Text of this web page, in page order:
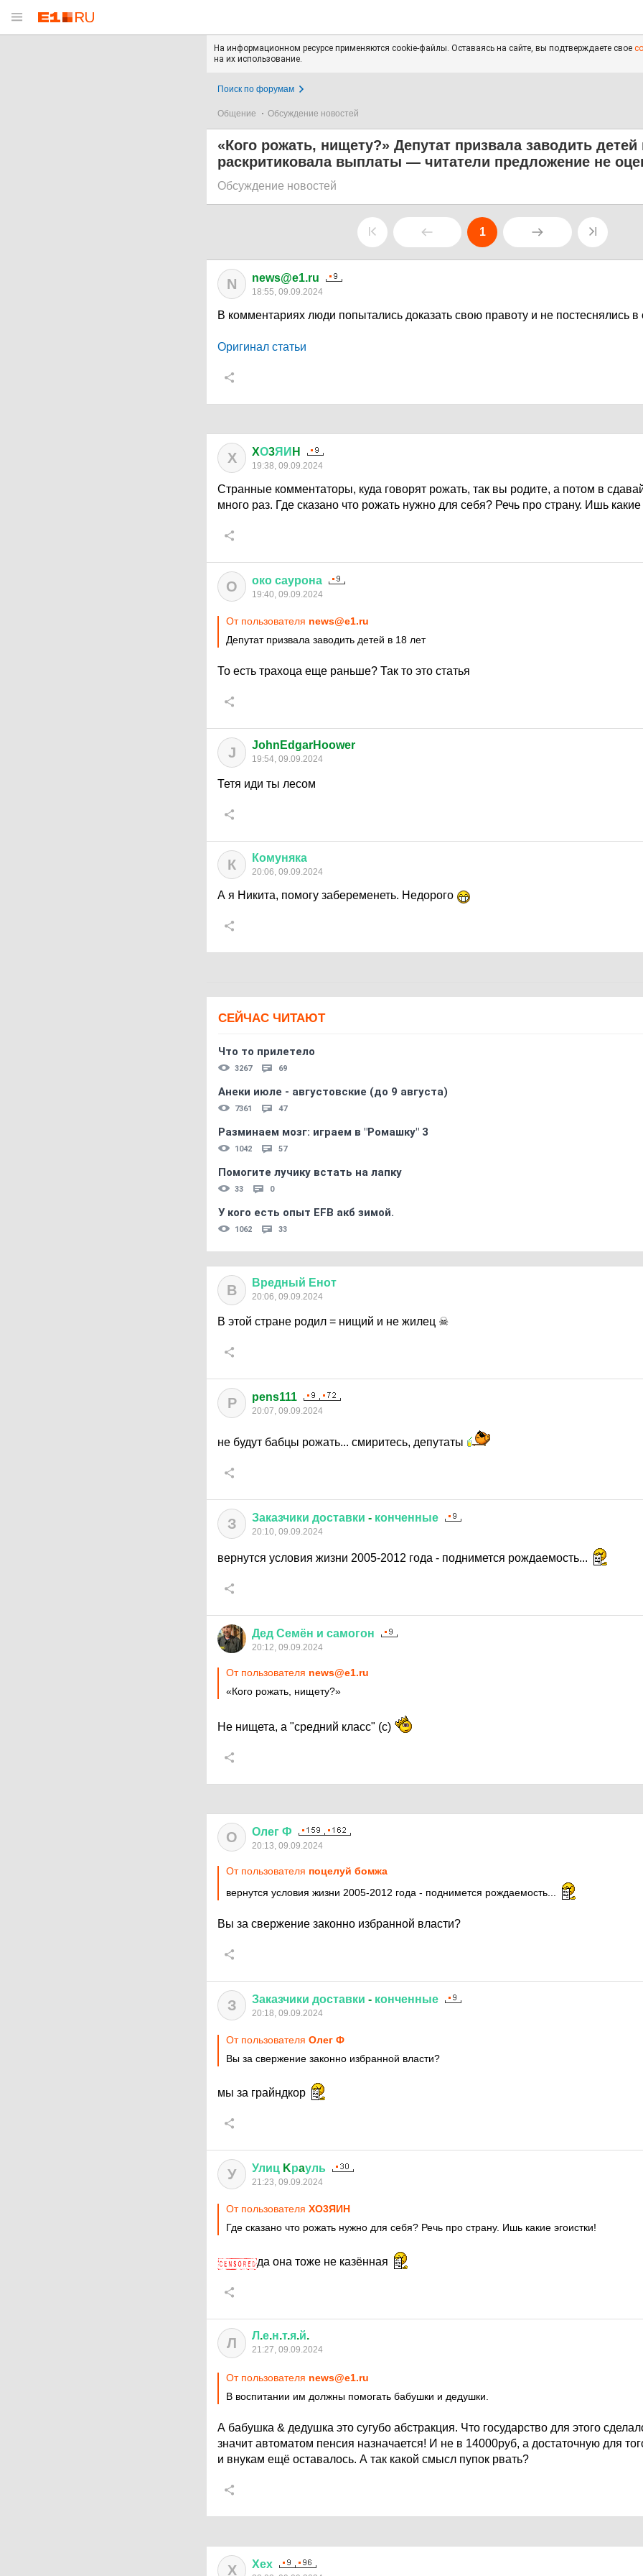
На информационном ресурсе применяются cookie-файлы. Оставаясь на сайте, вы подтверждаете свое
на их использование.
Поиск по форумам
Общение Обсуждение новостей
«Кого рожать, нищету?» Депутат призвала заводить детей
раскритиковала выплаты — читатели предложение не
Обсуждение новостей
1
N news@e1.ru
18:55, 09.09.2024
В комментариях люди попытались доказать свою правоту и не постеснялись в
Оригинал статьи
X XО3ЯИ H
19:38, 09.09.2024
Странные комментаторы, куда говорят рожать, так вы родите, а потом в
много раз. Где сказано что рожать нужно для себя? Речь про страну. Ишь какие
О око саурона
19:40, 09.09.2024
От пользователя news@e1.ru
Депутат призвала заводить детей в 18 лет
То есть трахоца еще раньше? Так то это статья
J JohnEdgarHoower
19:54, 09.09.2024
Тетя иди ты лесом
К Комуняка
20:06, 09.09.2024
А я Никита, помогу забеременеть. Недорого
СЕЙЧАС ЧИТАЮТ
Что то прилетело
3267 69
Анеки июле - августовские (до 9 августа)
7361 47
Разминаем мозг: играем в "Ромашку" 3
1042 57
Помогите лучику встать на лапку
33 0
У кого есть опыт EFB акб зимой.
1062 33
В Вредный Енот
20:06, 09.09.2024
В этой стране родил = нищий и не жилец ☠
P pens111
20:07, 09.09.2024
не будут бабцы рожать... смиритесь, депутаты
З Заказчики доставки - конченные
20:10, 09.09.2024
вернутся условия жизни 2005-2012 года - поднимется рождаемость...
Дед Семён и самогон
20:12, 09.09.2024
От пользователя news@e1.ru
«Кого рожать, нищету?»
Не нищета, а "средний класс" (с)
О Олег Ф
20:13, 09.09.2024
От пользователя поцелуй бомжа
вернутся условия жизни 2005-2012 года - поднимется рождаемость...
Вы за свержение законно избранной власти?
З Заказчики доставки - конченные
20:18, 09.09.2024
От пользователя Олег Ф
Вы за свержение законно избранной власти?
мы за грайндкор
У Улиц Kрaуль
21:23, 09.09.2024
От пользователя XО3ЯИH
Где сказано что рожать нужно для себя? Речь про страну. Ишь какие эгоистки!
да она тоже не казённая
Л Л .е.н.т.я.й.
21:27, 09.09.2024
От пользователя news@e1.ru
В воспитании им должны помогать бабушки и дедушки.
А бабушка & дедушка это сугубо абстракция. Что государство для этого
значит автоматом пенсия назначается! И не в 14000руб, а достаточную для
и внукам ещё оставалось. А так какой смысл пупок рвать?
Х Хех